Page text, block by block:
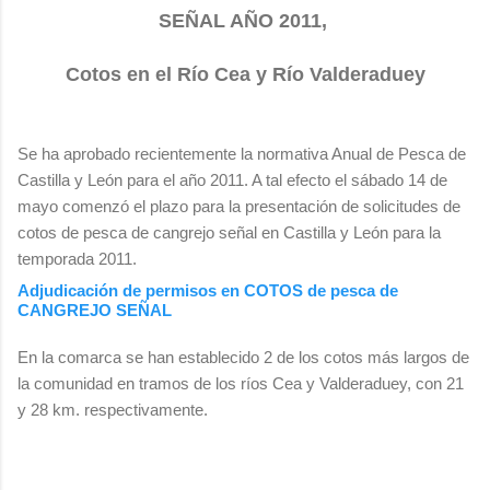
SEÑAL AÑO 2011,
Cotos en el Río Cea y Río Valderaduey
Se ha aprobado recientemente la normativa Anual de Pesca de
Castilla y León para el año 2011. A tal efecto el sábado 14 de
mayo comenzó el plazo para la presentación de solicitudes de
cotos de pesca de cangrejo señal en Castilla y León para la
temporada 2011.
Adjudicación de permisos en COTOS de pesca de
CANGREJO SEÑAL
En la comarca se han establecido 2 de los cotos más largos de
la comunidad en tramos de los ríos Cea y Valderaduey, con 21
y 28 km. respectivamente.